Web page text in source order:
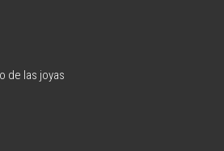
de las joyas